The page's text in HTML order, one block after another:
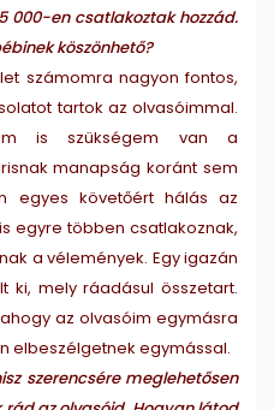
en csatlakoztak hozzád.
köszönhető?
számomra nagyon fontos,
tartok az olvasóimmal.
is szükségem van a
manapság koránt sem
egyes követőért hálás az
egyre többen csatlakoznak,
a vélemények. Egy igazán
ki, mely ráadásul összetart.
az olvasóim egymásra
elbeszélgetnek egymással.
szerencsére meglehetősen